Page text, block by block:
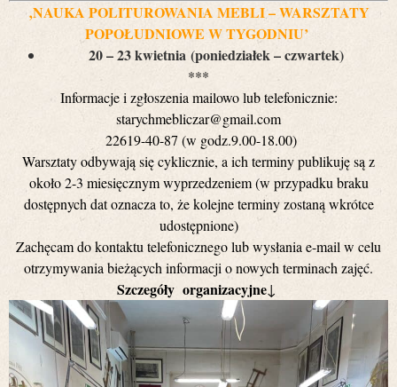
‚NAUKA POLITUROWANIA MEBLI – WARSZTATY
POPOŁUDNIOWE W TYGODNIU’
20 – 23 kwietnia (poniedziałek – czwartek)
***
Informacje i zgłoszenia mailowo lub telefonicznie:
starychmebliczar@gmail.com
22619-40-87 (w godz.9.00-18.00)
Warsztaty odbywają się cyklicznie, a ich terminy publikuję są z
około 2-3 miesięcznym wyprzedzeniem (w przypadku braku
dostępnych dat oznacza to, że kolejne terminy zostaną wkrótce
udostępnione)
Zachęcam do kontaktu telefonicznego lub wysłania e-mail w celu
otrzymywania bieżących informacji o nowych terminach zajęć.
Szczegóły organizacyjne↓